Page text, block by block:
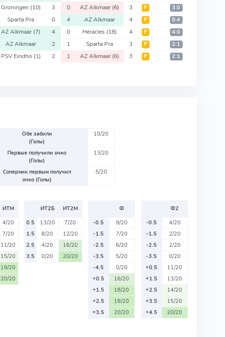
Groningen (10) 3 0 AZ Alkmaar(6) 3 Р 3:0
Sparta Pra 0 4 AZ Alkmaar 4 Р 0:4
AZ Alkmaar(7) 4 0 Heracles (18) 4 Р 4:0
AZ Alkmaar 2 1 Sparta Pra 3 Р 2:1
PSV Eindho (1) 2 1 AZ Alkmaar(6) 3 Р 2:1
Обе забили
(Голы)
10/20
Первые получили очко
(Голы)
13/20
Соперник первым получил
очко (Голы)
5/20
ИТМ
4/20
7/20
11/20
15/20
19/20
20/20
ИТ2Б
ИТ2М
0.5
13/20
7/20
1.5
8/20
12/20
2.5
4/20
16/20
3.5
0/20 20/20
Ф
-0.5
9/20
-1.5
7/20
-2.5
6/20
-3.5
5/20
-4.5
0/20
+0.5
16/20
+1.5
18/20
+2.5
18/20
+3.5
20/20
Ф2
-0.5
4/20
-1.5
2/20
-2.5
2/20
-3.5
0/20
+0.5
11/20
+1.5
13/20
+2.5
14/20
+3.5
15/20
+4.5
20/20